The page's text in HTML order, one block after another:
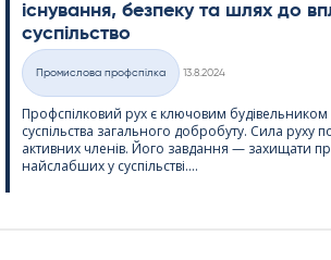
існування, безпеку та шлях до
суспільство
Категорії
Промислова профспілка
13.8.2024
Профспілковий рух є ключовим будівельником
суспільства загального добробуту. Сила руху
активних членів. Його завдання — захищати
найслабших у суспільстві....